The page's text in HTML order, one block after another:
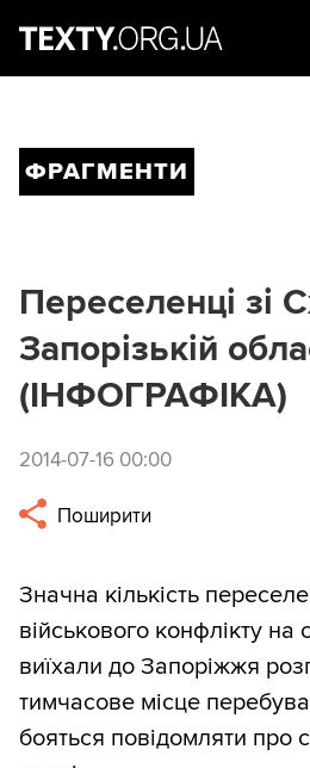
ФРАГМЕНТИ
Переселенці зі
Запорізькій
(ІНФОГРАФІКА)
2014-07-16 00:00
Поширити
Значна кількість
військового конфлікту на
виїхали до Запоріжжя
тимчасове місце
бояться повідомляти про